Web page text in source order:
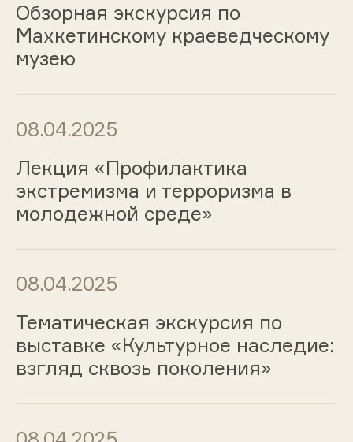
Обзорная экскурсия по
Махкетинскому краеведческому
музею
08.04.2025
Лекция «Профилактика
экстремизма и терроризма в
молодежной среде»
08.04.2025
Тематическая экскурсия по
выставке «Культурное наследие:
взгляд сквозь поколения»